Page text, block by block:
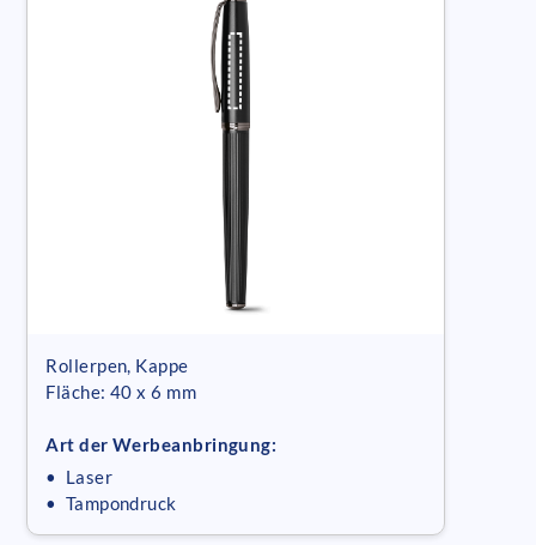
Rollerpen, Kappe
Fläche: 40 x 6 mm
Art der Werbeanbringung:
• Laser
• Tampondruck